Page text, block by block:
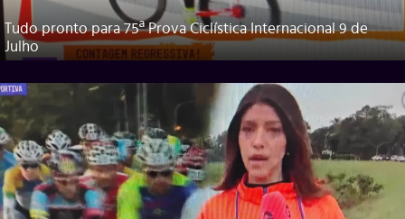
Tudo pronto para 75ª Prova Ciclística Internacional 9 de
Julho